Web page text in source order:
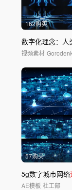
162购买
视频素材
57购买
5g数字城市网络
AE模板 杜工部